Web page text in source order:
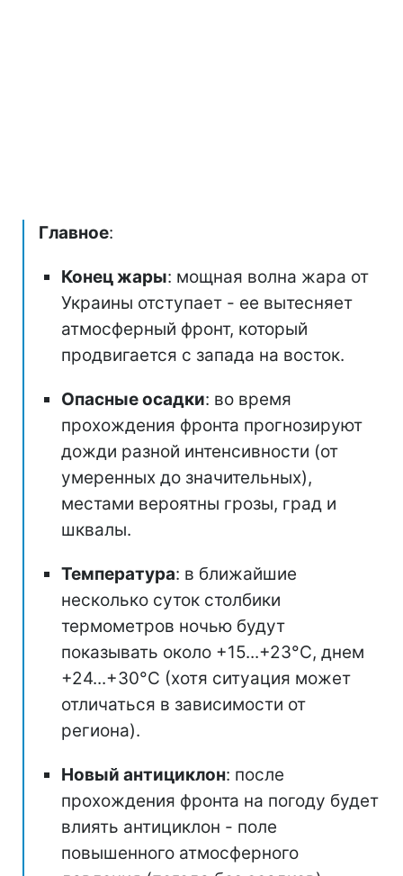
Главное:
Конец жары: мощная волна жара от
Украины отступает - ее вытесняет
атмосферный фронт, который
продвигается с запада на восток.
Опасные осадки: во время
прохождения фронта прогнозируют
дожди разной интенсивности (от
умеренных до значительных),
местами вероятны грозы, град и
шквалы.
Температура: в ближайшие
несколько суток столбики
термометров ночью будут
показывать около +15...+23°С, днем
+24...+30°C (хотя ситуация может
отличаться в зависимости от
региона).
Новый антициклон: после
прохождения фронта на погоду будет
влиять антициклон - поле
повышенного атмосферного